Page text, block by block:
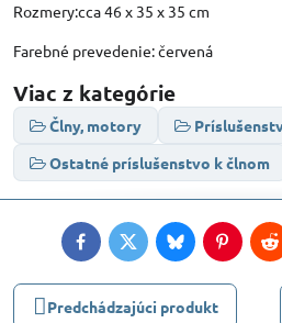
Rozmery:cca 46 x 35 x 35 cm
Farebné prevedenie: červená
Viac z kategórie
Člny, motory
Ostatné príslušenstvo k člnom
FacebookTwitterBluesky
Predchádzajúci produkt